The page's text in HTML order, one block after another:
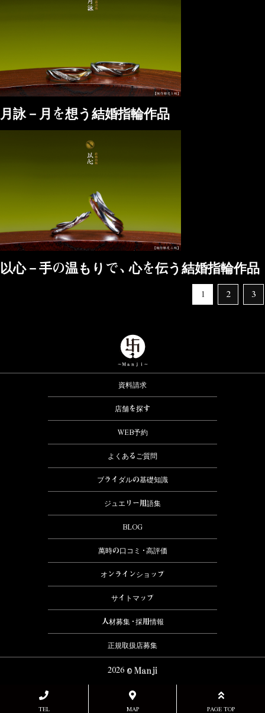
月詠－月を想う結婚指輪作品
以心－手の温もりで、心を伝う結婚指輪作品
1 2 3
資料請求
店舗を探す
WEB予約
よくあるご質問
ブライダルの基礎知識
ジュエリー用語集
BLOG
萬時の口コミ・高評価
オンラインショップ
サイトマップ
人材募集・採用情報
正規取扱店募集
2026
TEL MAP PAGE TOP